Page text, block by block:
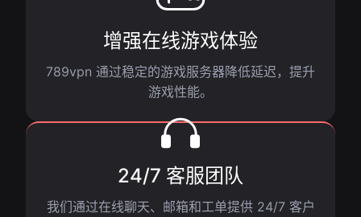
增强在线游戏体验
789vpn 通过稳定的游戏服务器降低延迟，提升
游戏性能。
24/7 客服团队
我们通过在线聊天、邮箱和工单提供 24/7 客户